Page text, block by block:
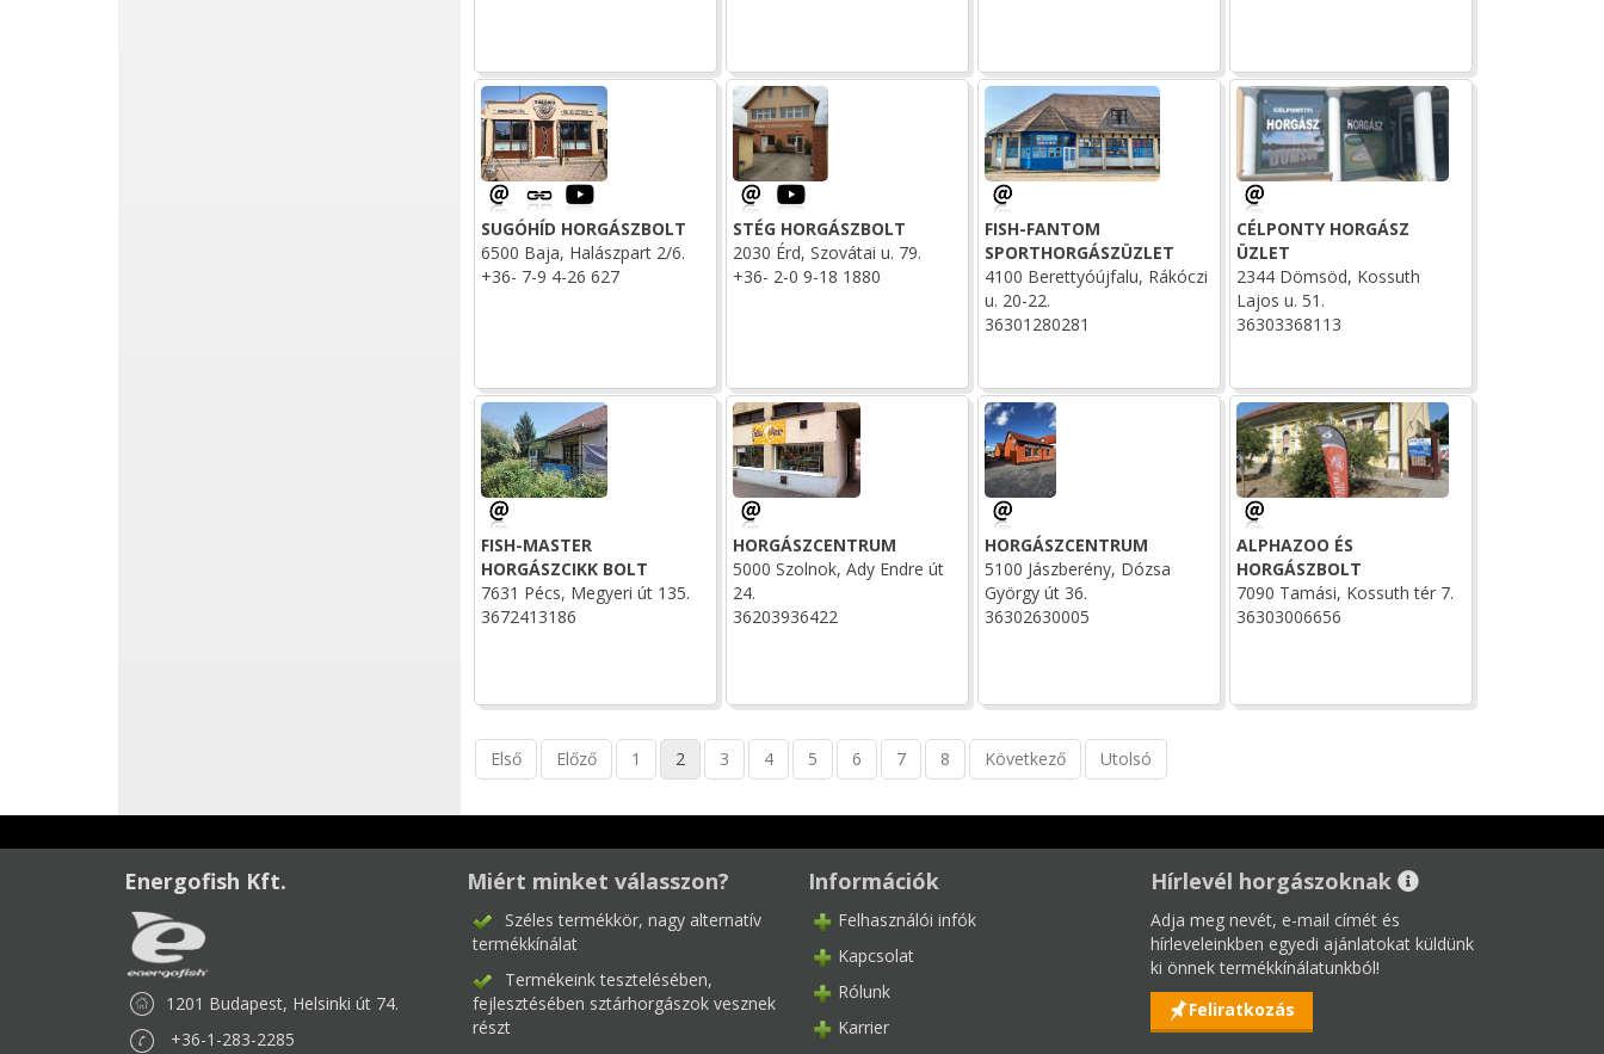
SUGÓHÍD HORGÁSZBOLT
6500 Baja, Halászpart 2/6.
+36- 7-9 4-26 627
STÉG HORGÁSZBOLT
2030 Érd, Szovátai u. 79.
+36- 2-0 9-18 1880
FISH-FANTOM
SPORTHORGÁSZÜZLET
4100 Berettyóújfalu, Rákóczi
u. 20-22.
36301280281
CÉLPONTY HORGÁSZ
ÜZLET
2344 Dömsöd, Kossuth
Lajos u. 51.
36303368113
FISH-MASTER
HORGÁSZCIKK BOLT
7631 Pécs, Megyeri út 135.
3672413186
HORGÁSZCENTRUM
5000 Szolnok, Ady Endre út
24.
36203936422
HORGÁSZCENTRUM
5100 Jászberény, Dózsa
György út 36.
36302630005
ALPHAZOO ÉS
HORGÁSZBOLT
7090 Tamási, Kossuth tér 7.
36303006656
Első Előző 1 2 3 4 5 6 7 8 Következő Utolsó
Energofish Kft.
1201 Budapest, Helsinki út 74.
+36-1-283-2285
Miért minket válasszon?
Széles termékkör, nagy alternatív
termékkínálat
Termékeink tesztelésében,
fejlesztésében sztárhorgászok vesznek
részt
Információk
Felhasználói infók
Kapcsolat
Rólunk
Karrier
Hírlevél horgászoknak
Adja meg nevét, e-mail címét és
hírleveleinkben egyedi ajánlatokat küldünk
ki önnek termékkínálatunkból!
Feliratkozás